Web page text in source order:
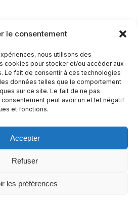
le consentement
nous utilisons des
cookies pour stocker et/ou accéder aux
Le fait de consentir à ces technologies
données telles que le comportement
sur ce site. Le fait de ne pas
peut avoir un effet négatif
et fonctions.
Accepter
Refuser
les préférences